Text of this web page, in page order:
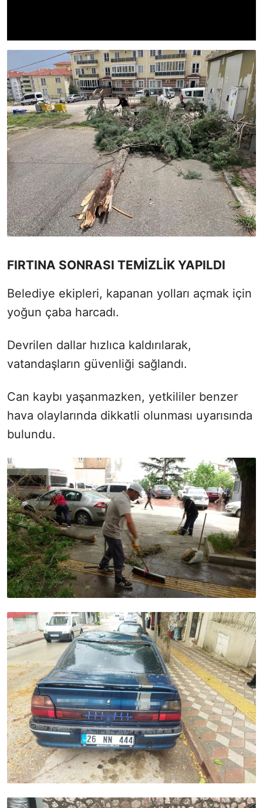
FIRTINA SONRASI TEMİZLİK YAPILDI
Belediye ekipleri, kapanan yolları açmak için
yoğun çaba harcadı.
Devrilen dallar hızlıca kaldırılarak,
vatandaşların güvenliği sağlandı.
Can kaybı yaşanmazken, yetkililer benzer
hava olaylarında dikkatli olunması uyarısında
bulundu.